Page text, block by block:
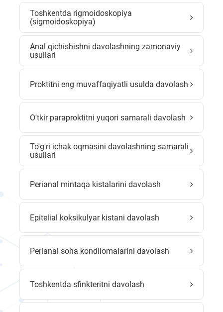
Toshkentda rigmoidoskopiya
(sigmoidoskopiya)
Anal qichishishni davolashning zamonaviy
usullari
Proktitni eng muvaffaqiyatli usulda davolash
O'tkir paraproktitni yuqori samarali davolash
To'g'ri ichak oqmasini davolashning samarali
usullari
Perianal mintaqa kistalarini davolash
Epitelial koksikulyar kistani davolash
Perianal soha kondilomalarini davolash
Toshkentda sfinkteritni davolash